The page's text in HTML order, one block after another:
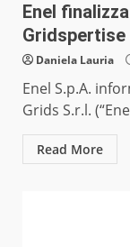
Enel
Gridspertise
Daniela Lauria
Enel S.p.A.
Grids S.r.l.
Read More